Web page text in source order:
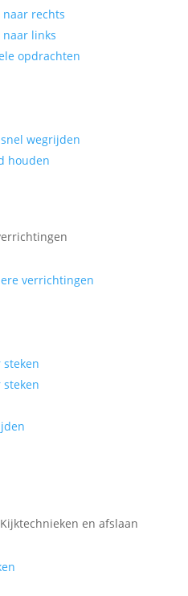
naar rechts
naar links
opdrachten
wegrijden
houden
verrichtingen
steken
steken
en afslaan